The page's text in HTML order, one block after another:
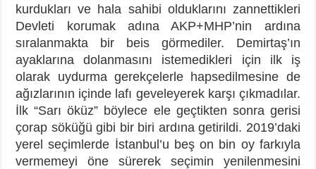
kurdukları ve hala sahibi olduklarını zannettikleri
Devleti korumak adına AKP+MHP’nin ardına
sıralanmakta bir beis görmediler. Demirtaş’ın
ayaklarına dolanmasını istemedikleri için ilk iş
olarak uydurma gerekçelerle hapsedilmesine de
ağızlarının içinde lafı geveleyerek karşı çıkmadılar.
İlk “Sarı öküz” böylece ele geçtikten sonra gerisi
çorap söküğü gibi bir biri ardına getirildi. 2019’daki
yerel seçimlerde İstanbul’u beş on bin oy farkıyla
vermemeyi öne sürerek seçimin yenilenmesini